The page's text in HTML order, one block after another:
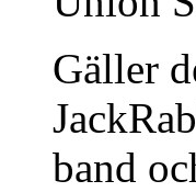
Gäller
band